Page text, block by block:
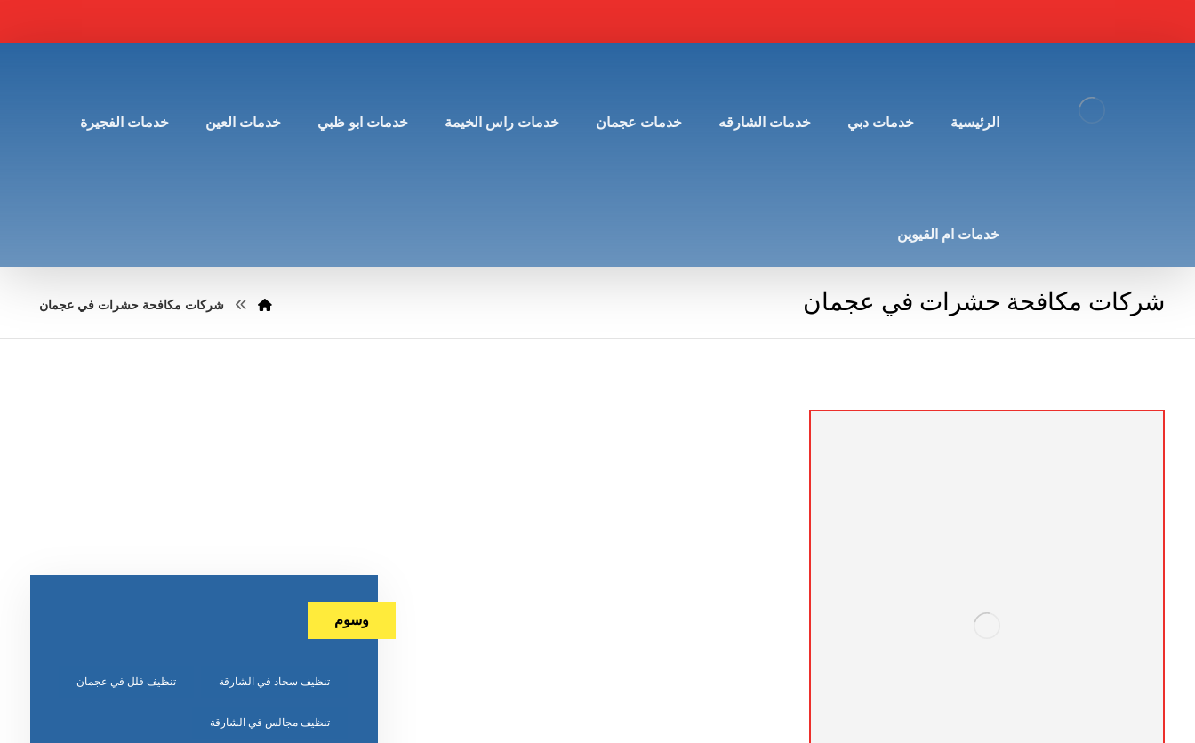
الرئيسية خدمات دبي خدمات الشارقه خدمات عجمان خدمات راس الخيمة خدمات ابو ظبي خدمات العين خدمات الفجيرة
خدمات ام القيوين
شركات مكافحة حشرات في عجمان شركات مكافحة حشرات في عجمان
وسوم
تنظيف سجاد في الشارقة تنظيف فلل في عجمان
تنظيف مجالس في الشارقة